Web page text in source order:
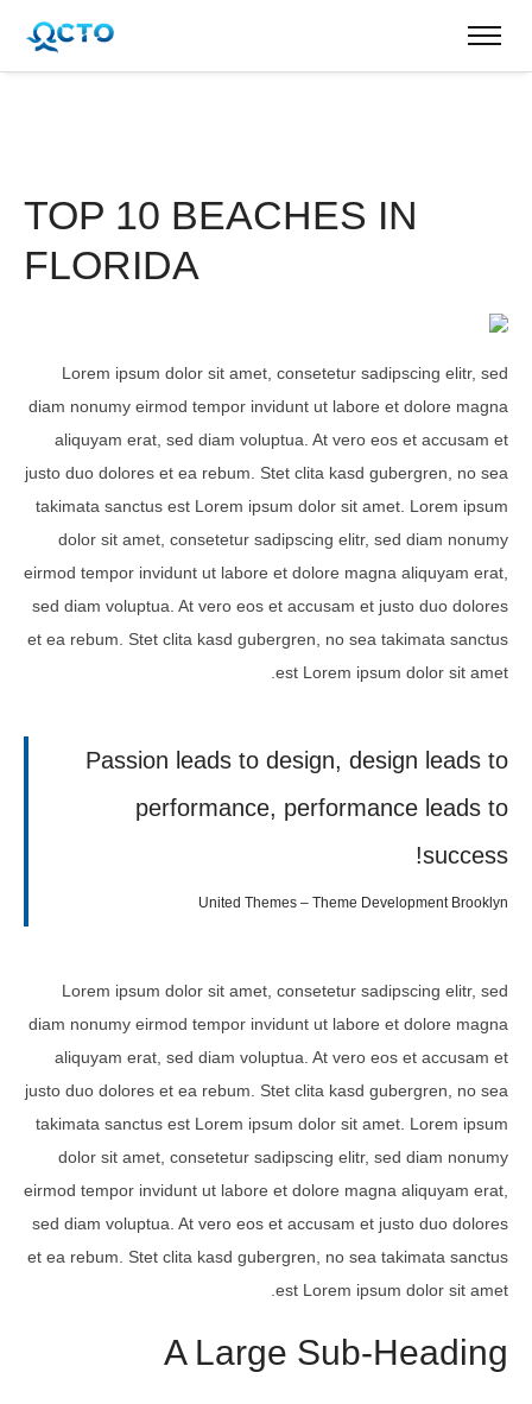
TOP 10 BEACHES IN
FLORIDA
Lorem ipsum dolor sit amet, consetetur sadipscing elitr, sed
diam nonumy eirmod tempor invidunt ut labore et dolore magna
aliquyam erat, sed diam voluptua. At vero eos et accusam et
justo duo dolores et ea rebum. Stet clita kasd gubergren, no sea
takimata sanctus est Lorem ipsum dolor sit amet. Lorem ipsum
dolor sit amet, consetetur sadipscing elitr, sed diam nonumy
eirmod tempor invidunt ut labore et dolore magna aliquyam erat,
sed diam voluptua. At vero eos et accusam et justo duo dolores
et ea rebum. Stet clita kasd gubergren, no sea takimata sanctus
est Lorem ipsum dolor sit amet.
Passion leads to design, design leads to
performance, performance leads to
success!
United Themes – Theme Development Brooklyn
Lorem ipsum dolor sit amet, consetetur sadipscing elitr, sed
diam nonumy eirmod tempor invidunt ut labore et dolore magna
aliquyam erat, sed diam voluptua. At vero eos et accusam et
justo duo dolores et ea rebum. Stet clita kasd gubergren, no sea
takimata sanctus est Lorem ipsum dolor sit amet. Lorem ipsum
dolor sit amet, consetetur sadipscing elitr, sed diam nonumy
eirmod tempor invidunt ut labore et dolore magna aliquyam erat,
sed diam voluptua. At vero eos et accusam et justo duo dolores
et ea rebum. Stet clita kasd gubergren, no sea takimata sanctus
est Lorem ipsum dolor sit amet.
A Large Sub-Heading